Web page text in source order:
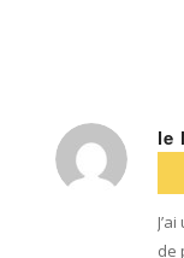
le
:
de